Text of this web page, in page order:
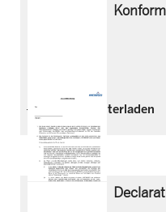
Jetzt herunterladen